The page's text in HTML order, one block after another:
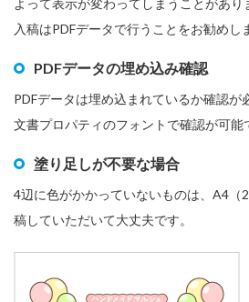
入稿はPDFデータで行うことをお勧めし
PDFデータの埋め込み確認
PDFデータは埋め込まれているか確認が
文書プロパティのフォントで確認が可能
塗り足しが不要な場合
4辺に色がかかっていないものは、A4（
稿していただいて大丈夫です。